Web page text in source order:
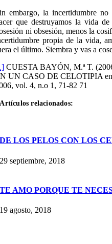
embargo, la incertidumbre
que destruyamos la vida
ni obsesión, menos la
propia de la vida,
el último. Siembra y vas a
CUESTA BAYÓN, M.ª T.
UN CASO DE CELOTIPIA
vol. 4, n.o 1, 71-82 71
Artículos relacionados:
DE LOS PELOS CON LOS
29 septiembre, 2018
TE AMO PORQUE TE
19 agosto, 2018